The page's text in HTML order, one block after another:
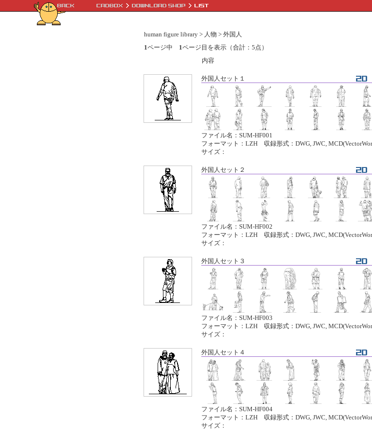
human figure library > 人物 > 外国人
1ページ中 1ページ目を表示（合計：5点）
内容
外国人セット１
ファイル名：SUM-HF001
フォーマット：LZH 収録形式：DWG, JWC,
サイズ：
外国人セット２
ファイル名：SUM-HF002
フォーマット：LZH 収録形式：DWG, JWC,
サイズ：
外国人セット３
ファイル名：SUM-HF003
フォーマット：LZH 収録形式：DWG, JWC,
サイズ：
外国人セット４
ファイル名：SUM-HF004
フォーマット：LZH 収録形式：DWG, JWC,
サイズ：